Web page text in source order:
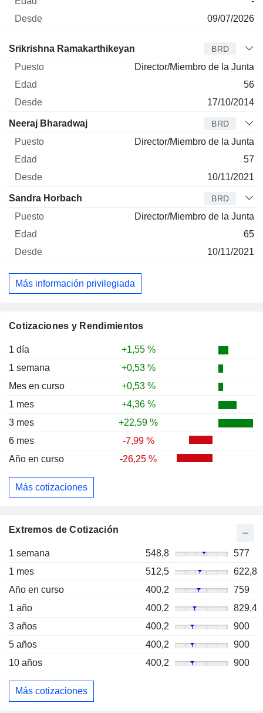
Cotizaciones y Rendimientos
1 día
+1,55 %
1 semana
+0,53 %
Mes en curso
+0,53 %
1 mes
+4,36 %
3 mes
+22,59 %
6 mes
-7,99 %
Año en curso
-26,25 %
Más cotizaciones
Extremos de Cotización
1 semana 548,8
577
1 mes
512,5
622,8
Año en curso
400,2
759
1 año
400,2
829,4
3 años
400,2
900
5 años
400,2
900
10 años
400,2 900
Más cotizaciones
09/07/2026
Administrador Puesto Edad
Srikrishna Ramakarthikeyan BRD
Director/Miembro de la Junta
56
17/10/2014
Neeraj Bharadwaj BRD
Director/Miembro de la Junta
57
10/11/2021
Sandra Horbach BRD
Director/Miembro de la Junta
65
10/11/2021
Más información privilegiada